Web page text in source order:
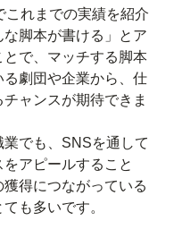
これまでの実績を紹介
な脚本が書ける」とア
とで、マッチする脚本
劇団や企業から、仕
ャンスが期待できま
業でも、SNSを通して
アピールすること
得につながっている
も多いです。